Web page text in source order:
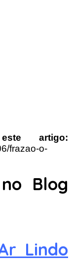
artigo:
frazao-o-
Blog
Lindo